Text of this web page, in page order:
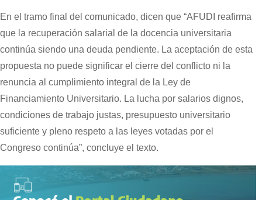
En el tramo final del comunicado, dicen que “AFUDI reafirma
que la recuperación salarial de la docencia universitaria
continúa siendo una deuda pendiente. La aceptación de esta
propuesta no puede significar el cierre del conflicto ni la
renuncia al cumplimiento integral de la Ley de
Financiamiento Universitario. La lucha por salarios dignos,
condiciones de trabajo justas, presupuesto universitario
suficiente y pleno respeto a las leyes votadas por el
Congreso continúa”, concluye el texto.